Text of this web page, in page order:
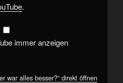
.
immer anzeigen
war alles besser?“ direkt öffnen